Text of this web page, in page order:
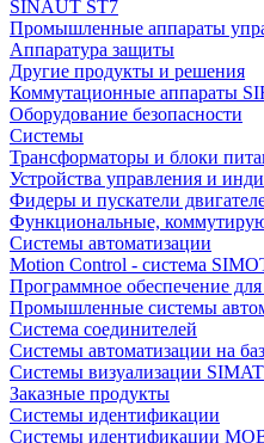
SINAUT ST7
Промышленные аппараты
Аппаратура защиты
Другие продукты и решения
Коммутационные аппараты
Оборудование безопасности
Системы
Трансформаторы и блоки
Устройства управления и
Фидеры и пускатели
Функциональные,
Системы автоматизации
Motion Control - система
Программное обеспечение
Промышленные системы
Система соединителей
Системы автоматизации на
Системы визуализации
Заказные продукты
Системы идентификации
Системы идентификации